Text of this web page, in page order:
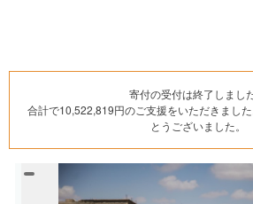
寄付の受付は終了しました
合計で10,522,819円のご支援をいただきまし
とうございました。